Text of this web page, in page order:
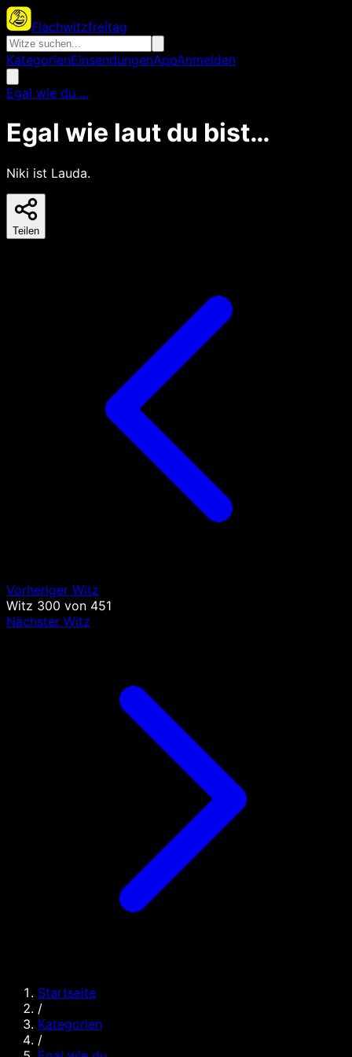
Flachwitzfreitag
KategorienEinsendungenAppAnmelden
Egal wie du ...
Egal wie laut du bist…
Niki ist Lauda.
Teilen
Vorheriger Witz
Witz 300 von 451
Nächster Witz
Startseite
/
Kategorien
/